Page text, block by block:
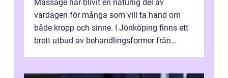
Massage har blivit en naturlig del av
vardagen för många som vill ta hand om
både kropp och sinne. I Jönköping finns ett
brett utbud av behandlingsformer från